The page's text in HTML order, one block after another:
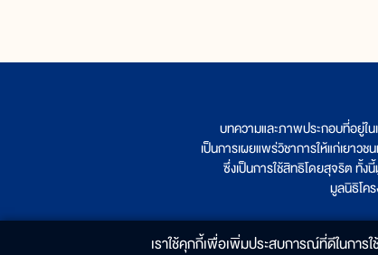
บทความและภาพประกอบที่อยู่ใ
เป็นการเผยแพร่วิชาการให้แก่เยาว
ซึ่งเป็นการใช้สิทธิโดยสุจริต ทั้ง
มูลนิธิโค
เราใช้คุกกี้เพื่อเพิ่มประสบการณ์ที่ดีในการใ